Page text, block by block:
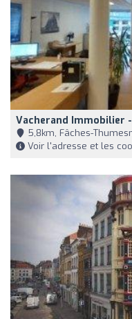
Vacherand Immobilier
5,8km, Fâches-
Voir l'adresse et les